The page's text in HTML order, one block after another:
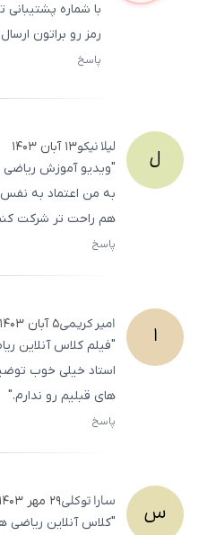
با شماره پشتیبانی
رمز رو براتون
پاسخ
ل لیلانیکو۱۳ آبان ۱۴۰۳
"ویدیو آموزش ریاضی
به من اعتماد به
هم راحت ‌تر شرکت
پاسخ
ا امیرکریمی۵ آبان ۱۴۰۳
"فیلم کلاس آنلاین
استاد خیلی خوب
های قبلیم رو ندارم."
پاسخ
س ساراتوکلی۲۹ مهر ۱۴۰۳
"کلاس آنلاین ریاضی